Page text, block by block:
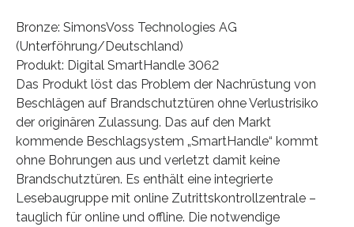
Bronze: SimonsVoss Technologies AG
(Unterföhrung/Deutschland)
Produkt: Digital SmartHandle 3062
Das Produkt löst das Problem der Nachrüstung von
Beschlägen auf Brandschutztüren ohne Verlustrisiko
der originären Zulassung. Das auf den Markt
kommende Beschlagsystem „SmartHandle“ kommt
ohne Bohrungen aus und verletzt damit keine
Brandschutztüren. Es enthält eine integrierte
Lesebaugruppe mit online Zutrittskontrollzentrale –
tauglich für online und offline. Die notwendige